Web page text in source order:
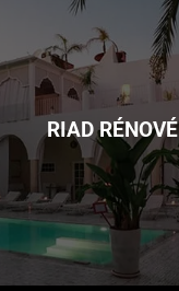
RIAD RÉNOVÉ